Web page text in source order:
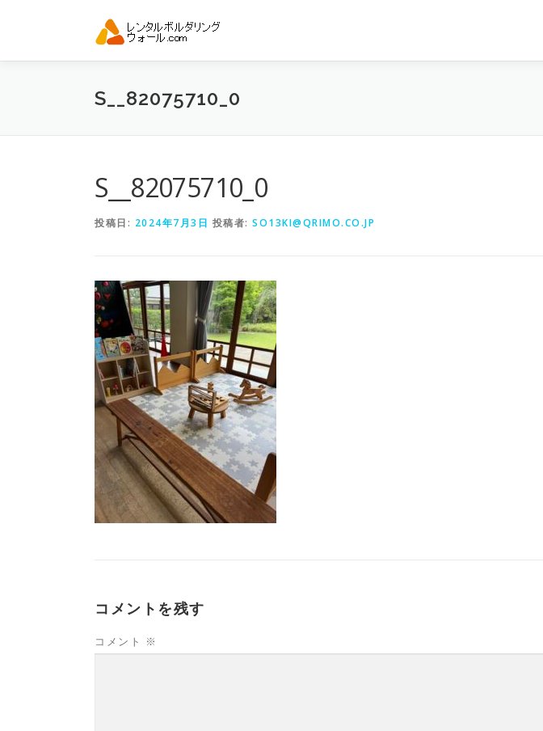
ン
S__82075710_0
S__82075710_0
投稿日: 2024年7月3日 投稿者: SO13KI@QRIMO.CO.JP
コメントを残す
コメント ※